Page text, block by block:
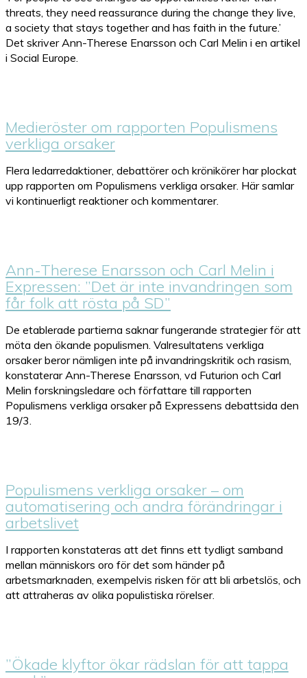
threats, they need reassurance during the change they live,
a society that stays together and has faith in the future.’
Det skriver Ann-Therese Enarsson och Carl Melin i en artikel
i Social Europe.
Medieröster om rapporten Populismens
verkliga orsaker
Flera ledarredaktioner, debattörer och krönikörer har plockat
upp rapporten om Populismens verkliga orsaker. Här samlar
vi kontinuerligt reaktioner och kommentarer.
Ann-Therese Enarsson och Carl Melin i
Expressen: ”Det är inte invandringen som
får folk att rösta på SD”
De etablerade partierna saknar fungerande strategier för att
möta den ökande populismen. Valresultatens verkliga
orsaker beror nämligen inte på invandringskritik och rasism,
konstaterar Ann-Therese Enarsson, vd Futurion och Carl
Melin forskningsledare och författare till rapporten
Populismens verkliga orsaker på Expressens debattsida den
19/3.
Populismens verkliga orsaker – om
automatisering och andra förändringar i
arbetslivet
I rapporten konstateras att det finns ett tydligt samband
mellan människors oro för det som händer på
arbetsmarknaden, exempelvis risken för att bli arbetslös, och
att attraheras av olika populistiska rörelser.
”Ökade klyftor ökar rädslan för att tappa